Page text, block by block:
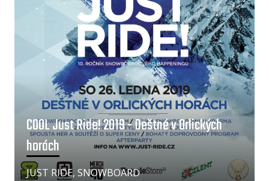
COOL Just Ride! 2019 - Deštné v Orlických
horách
JUST RIDE, SNOWBOARD